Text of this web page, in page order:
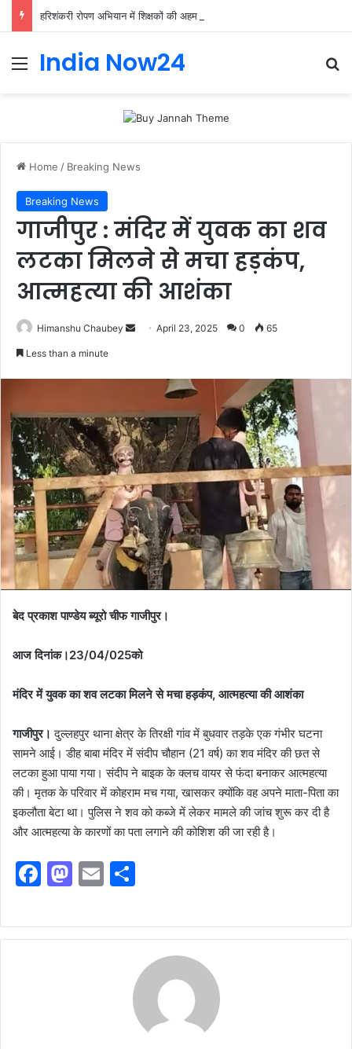
India Now24
Home / Breaking News
Breaking News
गाजीपुर : मंदिर में युवक का शव
लटका मिलने से मचा हड़कंप,
आत्महत्या की आशंका
Himanshu Chaubey April 23, 2025 0 65
Less than a minute
बेद प्रकाश पाण्डेय ब्यूरो चीफ गाजीपुर।
आज दिनांक।23/04/025को
मंदिर में युवक का शव लटका मिलने से मचा हड़कंप, आत्महत्या की आशंका
गाजीपुर। दुल्लहपुर थाना क्षेत्र के तिरक्षी गांव में बुधवार तड़के एक गंभीर घटना
सामने आई। डीह बाबा मंदिर में संदीप चौहान (21 वर्ष) का शव मंदिर की छत से
लटका हुआ पाया गया। संदीप ने बाइक के क्लच वायर से फंदा बनाकर आत्महत्या
की। मृतक के परिवार में कोहराम मच गया, खासकर क्योंकि वह अपने माता-पिता का
इकलौता बेटा था। पुलिस ने शव को कब्जे में लेकर मामले की जांच शुरू कर दी है
और आत्महत्या के कारणों का पता लगाने की कोशिश की जा रही है।
F
c
e
M
st
o
E
ai
l
ar
e